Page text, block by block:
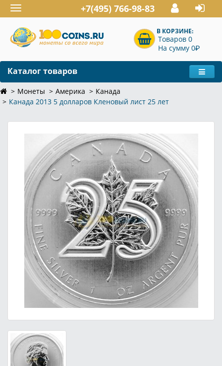
Toggle
navigation
+7(495) 766-98-83
В КОРЗИНЕ:
Товаров 0
На сумму 0P
Каталог товаров
Монеты Америка
Канада
Канада 2013 5 долларов Кленовый лист 25 лет